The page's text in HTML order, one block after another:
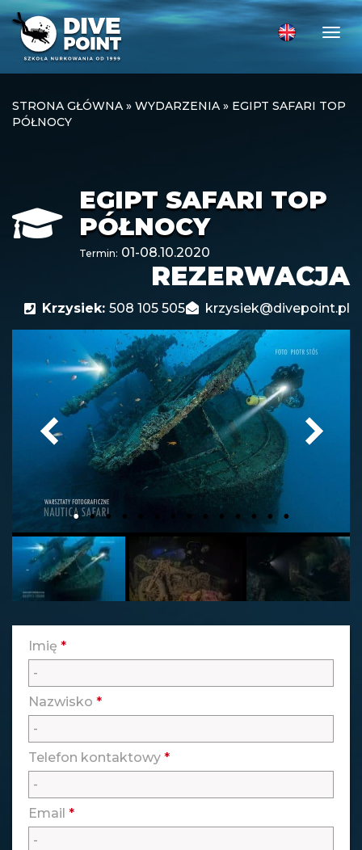
STRONA GŁÓWNA » WYDARZENIA » EGIPT SAFARI TOP
PÓŁNOCY
EGIPT SAFARI TOP
PÓŁNOCY
Termin: 01-08.10.2020
REZERWACJA
Krzysiek: 508 105 505 krzysiek@divepoint.pl
Imię *
Nazwisko *
Telefon kontaktowy *
Email *